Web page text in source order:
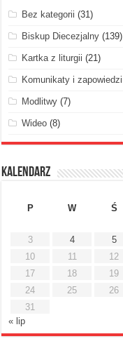
Bez kategorii (31)
Biskup Diecezjalny (139)
Kartka z liturgii (21)
Komunikaty i zapowiedzi
Modlitwy (7)
Wideo (8)
Kalendarz
P
W Ś
3
4 5
10
11 12
17
18 19
24
25 26
31
« lip